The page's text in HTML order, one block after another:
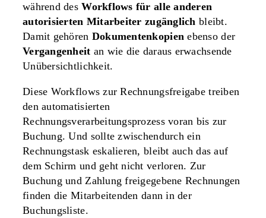
während desWorkflows für alle anderen
autorisierten Mitarbeiter zugänglich bleibt.
Damit gehören Dokumentenkopien ebenso der
Vergangenheit an wie die daraus erwachsende
Unübersichtlichkeit.
Diese Workflows zur Rechnungsfreigabe treiben
den automatisierten
Rechnungsverarbeitungsprozess voran bis zur
Buchung. Und sollte zwischendurch ein
Rechnungstask eskalieren, bleibt auch das auf
dem Schirm und geht nicht verloren. Zur
Buchung und Zahlung freigegebene Rechnungen
finden die Mitarbeitenden dann in der
Buchungsliste.